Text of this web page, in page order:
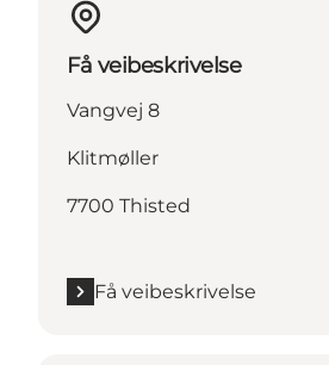
Få veibeskrivelse
Vangvej 8
Klitmøller
7700 Thisted
Få veibeskrivelse